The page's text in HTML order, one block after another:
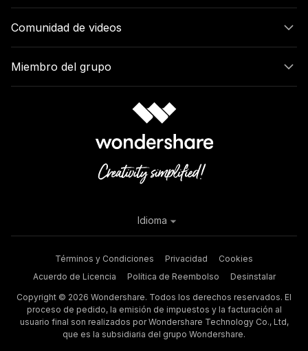
Comunidad de videos
Miembro del grupo
Términos y Condiciones Privacidad
Cookies
Acuerdo de Licencia
Política de Reembolso
Desinstalar
Copyright © 2026 Wondershare. Todos los derechos reservados. El
proceso de pedido, la emisión de impuestos y la facturación al
usuario final son realizados por Wondershare Technology Co., Ltd,
que es la subsidiaria del grupo Wondershare.
Idioma